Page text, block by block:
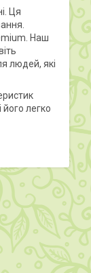
Ця
Наш
людей, які
легко